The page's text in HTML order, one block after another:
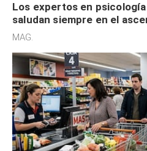
Los expertos en
saludan siempre en el
defensiva y tienen apertura
MAG.